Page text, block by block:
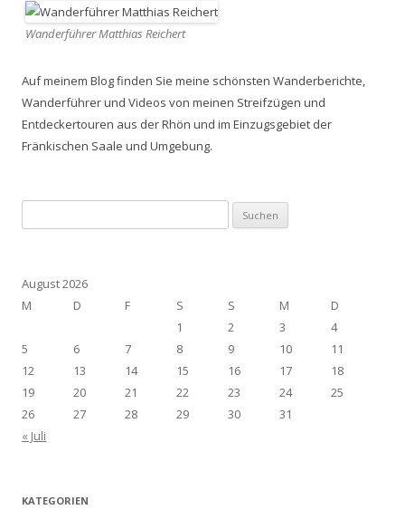
Wanderführer Matthias Reichert
Auf meinem Blog finden Sie meine schönsten Wanderberichte,
Wanderführer und Videos von meinen Streifzügen und
Entdeckertouren aus der Rhön und im Einzugsgebiet der
Fränkischen Saale und Umgebung.
nach:
August 2026
M
D F S S M
D
1
2 3
4
5
6 7 8 9 10
11
12
13 14 15 16 17
18
19
20 21 22 23 24
25
26
27 28 29 30
31
« Juli
KATEGORIEN